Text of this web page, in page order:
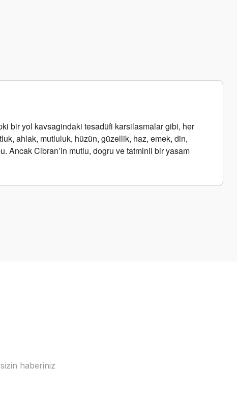
bir yol kavsagindaki tesadüfi karsilasmalar gibi, her
ahlak, mutluluk, hüzün, güzellik, haz, emek, din,
Ancak Cibran’in mutlu, dogru ve tatminli bir yasam
haberiniz